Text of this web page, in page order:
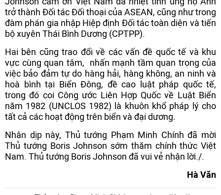
trở thành Đối tác Đối thoại của ASEAN, cũng như trong
đàm phán gia nhập Hiệp định Đối tác toàn diện và tiến
bộ xuyên Thái Bình Dương (CPTPP).
Hai bên cũng trao đổi về các vấn đề quốc tế và khu
vực cùng quan tâm, nhấn mạnh tầm quan trọng của
việc bảo đảm tự do hàng hải, hàng không, an ninh và
hoà bình tại Biển Đông, đề cao luật pháp quốc tế,
trong đó coi Công ước Liên Hợp Quốc về Luật Biển
năm 1982 (UNCLOS 1982) là khuôn khổ pháp lý cho
tất cả các hoạt động trên biển và đại dương.
Nhân dịp này, Thủ tướng Phạm Minh Chính đã mời
Thủ tướng Boris Johnson sớm thăm chính thức Việt
Nam. Thủ tướng Boris Johnson đã vui vẻ nhận lời./.
Hà Văn